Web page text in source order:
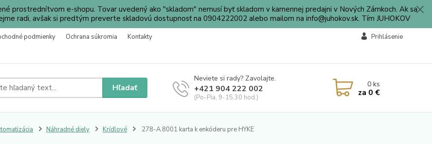
prostrednítvom e-shopu. Tovar uvedený ako "skladom" nemusí byť skladom v kamennej predajni v Nových Zámkoch. Ak sa
radi, avšak si predtým preverte skladovú dostupnosť na 0904222002 alebo mailom na info@juhokov.sk. Tím JUHOKOV
podmienky Ochrana súkromia
Kontakty
Prihlásenie
Hľadať
Neviete si rady? Zavolajte.
+421 904 222 002
(Po-Pia, 9-15.30 hod.)
0ks
za 0 €
Náhradné diely Krídlové 278-A.8001 karta k enkóderu pre HYKE